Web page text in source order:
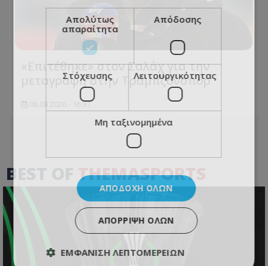
«Επιτέθηκε» στον Σαλάχ για την
μεταγραφή στην Τραμπζονσπόρ
06.08.2026 - 16:31
BEST OF THEMASPORTS
Απολύτως
απαραίτητα
Απόδοσης
Στόχευσης Λειτουργικότητας
Μη ταξινομημένα
ΑΠΟΔΟΧΉ ΌΛΩΝ
ΑΠΌΡΡΙΨΗ ΌΛΩΝ
ΕΜΦΆΝΙΣΗ ΛΕΠΤΟΜΕΡΕΙΏΝ